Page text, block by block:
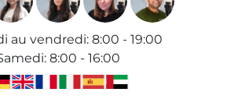
au vendredi: 8:00 - 19:00
: 8:00 - 16:00